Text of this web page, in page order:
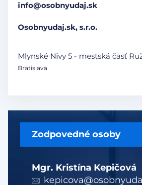
Zodpovedné osoby
Mgr. Kristína Kepičová
info@osobnyudaj.sk
Osobnyudaj.sk, s.r.o.
Mlynské Nivy 5 - mestská časť
Bratislava